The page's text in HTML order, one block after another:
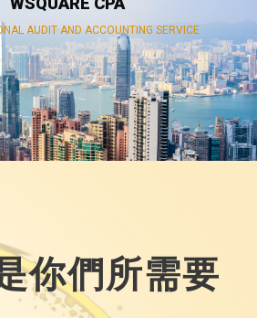
AUDIT AND ACCOUNTING SERVICE
你們所需要